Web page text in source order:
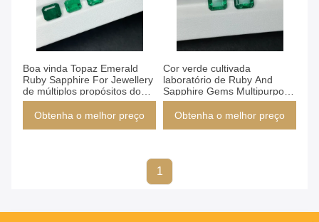
Fósforo 2
Produtos
Boa vinda Topaz Emerald
Ruby Sapphire For Jewellery
de múltiplos propósitos do
ODM
Obtenha o melhor preço
Cor verde cultivada
laboratório de Ruby And
Sapphire Gems Multipurpose
para o anel
Obtenha o melhor preço
1